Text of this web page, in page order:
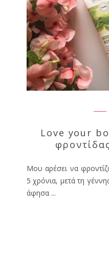
Love your
Μου αρέσει να
5 χρόνια, μετά τη
άφησα ...